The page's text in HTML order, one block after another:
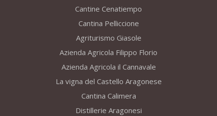
Cantine Cenatiempo
Cantina Pelliccione
Agriturismo Giasole
Azienda Agricola Filippo Florio
Azienda Agricola il Cannavale
La vigna del Castello Aragonese
Cantina Calimera
Distillerie Aragonesi